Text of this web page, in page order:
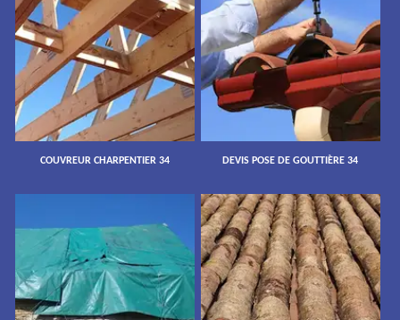
COUVREUR CHARPENTIER 34 DEVIS POSE DE GOUTTIÈRE 34